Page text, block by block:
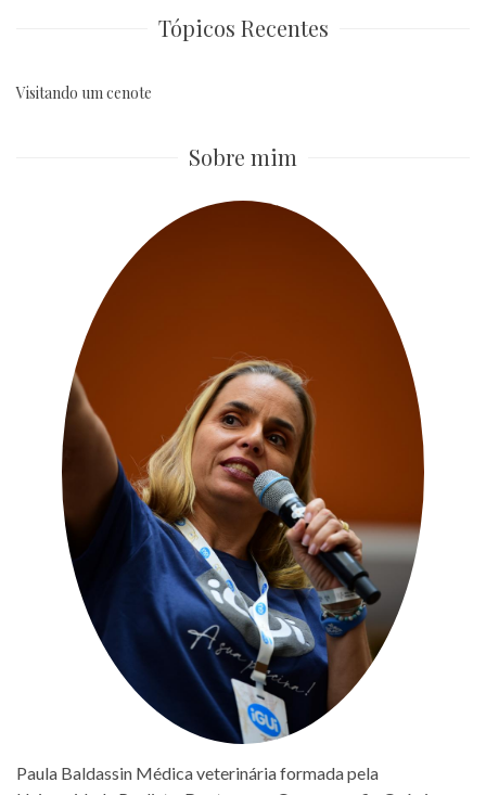
Tópicos Recentes
Visitando um cenote
Sobre mim
Paula Baldassin Médica veterinária formada pela